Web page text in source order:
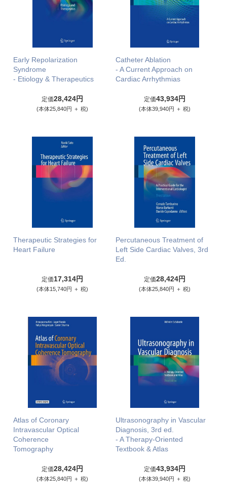
Early Repolarization
Syndrome
- Etiology & Therapeutics
定価28,424円
(本体25,840円 ＋ 税)
Catheter Ablation
- A Current Approach on
Cardiac Arrhythmias
定価43,934円
(本体39,940円 ＋ 税)
Therapeutic Strategies for
Heart Failure
定価17,314円
(本体15,740円 ＋ 税)
Percutaneous Treatment of
Left Side Cardiac Valves, 3rd
Ed.
定価28,424円
(本体25,840円 ＋ 税)
Atlas of Coronary
Intravascular Optical
Coherence
Tomography
定価28,424円
(本体25,840円 ＋ 税)
Ultrasonography in Vascular
Diagnosis, 3rd ed.
- A Therapy-Oriented
Textbook & Atlas
定価43,934円
(本体39,940円 ＋ 税)